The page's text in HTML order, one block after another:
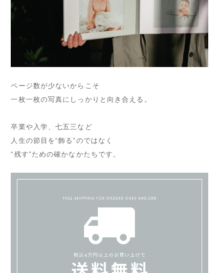
ページ数が少ないからこそ
一枚一枚の写真にしっかりと向き合える。
卒業や入学、七五三など
人生の節目を“飾る”のではなく
“残す”ための確かなかたちです。